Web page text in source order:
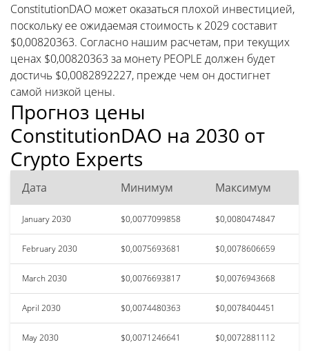
ConstitutionDAO может оказаться плохой инвестицией,
поскольку ее ожидаемая стоимость к 2029 составит
$0,00820363. Согласно нашим расчетам, при текущих
ценах $0,00820363 за монету PEOPLE должен будет
достичь $0,0082892227, прежде чем он достигнет
самой низкой цены.
Прогноз цены
ConstitutionDAO на 2030 от
Crypto Experts
Дата Минимум Максимум
January 2030 $0,0077099858 $0,0080474847
February 2030 $0,0075693681 $0,0078606659
March 2030 $0,0076693817 $0,0076943668
April 2030 $0,0074480363 $0,0078404451
May 2030 $0,0071246641 $0,0072881112